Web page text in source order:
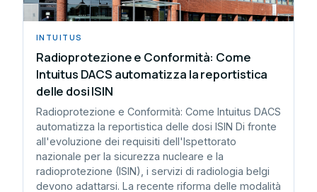
INTUITUS
Radioprotezione e Conformità: Come
Intuitus DACS automatizza la reportistica
delle dosi ISIN
Radioprotezione e Conformità: Come Intuitus DACS
automatizza la reportistica delle dosi ISIN Di fronte
all'evoluzione dei requisiti dell'Ispettorato
nazionale per la sicurezza nucleare e la
radioprotezione (ISIN), i servizi di radiologia belgi
devono adattarsi. La recente riforma delle modalità